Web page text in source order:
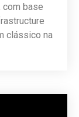
com base
clássico na